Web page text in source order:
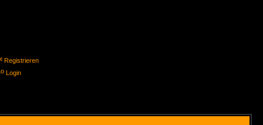
Registrieren
Login